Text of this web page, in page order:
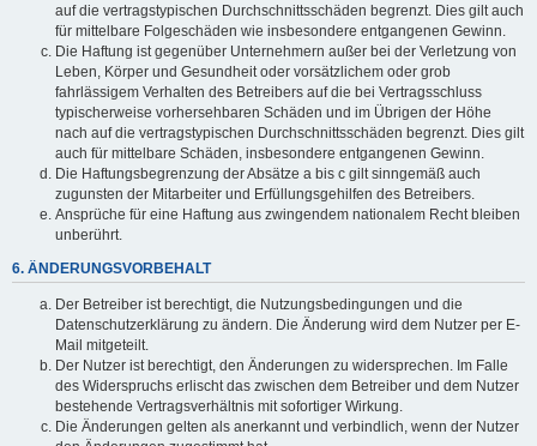
auf die vertragstypischen Durchschnittsschäden begrenzt. Dies gilt auch
für mittelbare Folgeschäden wie insbesondere entgangenen Gewinn.
Die Haftung ist gegenüber Unternehmern außer bei der Verletzung von
Leben, Körper und Gesundheit oder vorsätzlichem oder grob
fahrlässigem Verhalten des Betreibers auf die bei Vertragsschluss
typischerweise vorhersehbaren Schäden und im Übrigen der Höhe
nach auf die vertragstypischen Durchschnittsschäden begrenzt. Dies gilt
auch für mittelbare Schäden, insbesondere entgangenen Gewinn.
Die Haftungsbegrenzung der Absätze a bis c gilt sinngemäß auch
zugunsten der Mitarbeiter und Erfüllungsgehilfen des Betreibers.
Ansprüche für eine Haftung aus zwingendem nationalem Recht bleiben
unberührt.
6. ÄNDERUNGSVORBEHALT
Der Betreiber ist berechtigt, die Nutzungsbedingungen und die
Datenschutzerklärung zu ändern. Die Änderung wird dem Nutzer per E-
Mail mitgeteilt.
Der Nutzer ist berechtigt, den Änderungen zu widersprechen. Im Falle
des Widerspruchs erlischt das zwischen dem Betreiber und dem Nutzer
bestehende Vertragsverhältnis mit sofortiger Wirkung.
Die Änderungen gelten als anerkannt und verbindlich, wenn der Nutzer